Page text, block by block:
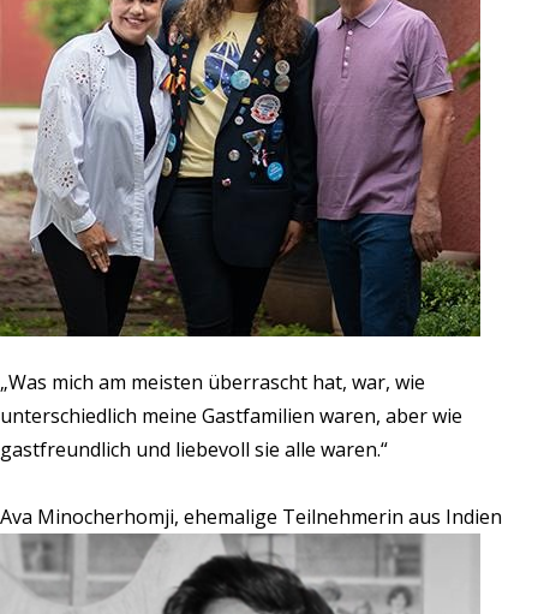
„Was mich am meisten überrascht hat, war, wie
unterschiedlich meine Gastfamilien waren, aber wie
gastfreundlich und liebevoll sie alle waren.“
Ava Minocherhomji, ehemalige Teilnehmerin aus Indien